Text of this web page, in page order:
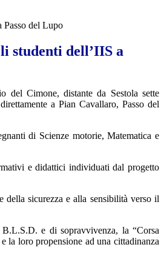
Passo del Lupo
studenti dell’IIS a
del Cimone, distante da Sestola sette
a Pian Cavallaro, Passo del
di Scienze motorie, Matematica e
e didattici individuati dal progetto
della sicurezza e alla sensibilità verso il
e di sopravvivenza, la “Corsa
la loro propensione ad una cittadinanza